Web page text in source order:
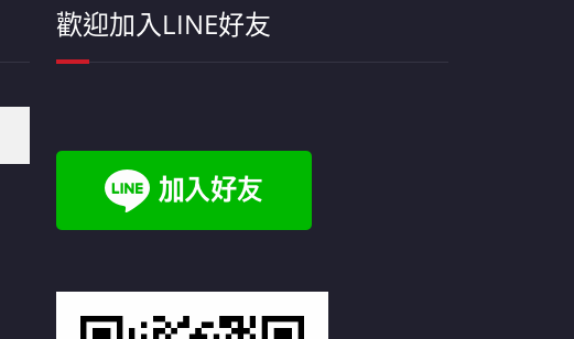
歡迎加入LINE好友